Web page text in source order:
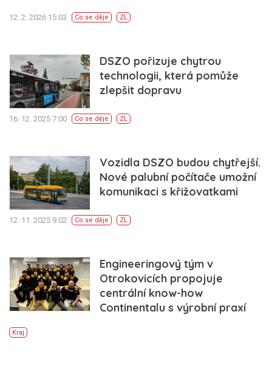
12. 2. 2026 15:03 Co se děje ZL
DSZO pořizuje chytrou
technologii, která pomůže
zlepšit dopravu
16. 12. 2025 7:00 Co se děje ZL
Vozidla DSZO budou chytřejší.
Nové palubní počítače umožní
komunikaci s křižovatkami
12. 11. 2025 9:02 Co se děje ZL
Engineeringový tým v
Otrokovicích propojuje
centrální know-how
Continentalu s výrobní praxí
Kraj